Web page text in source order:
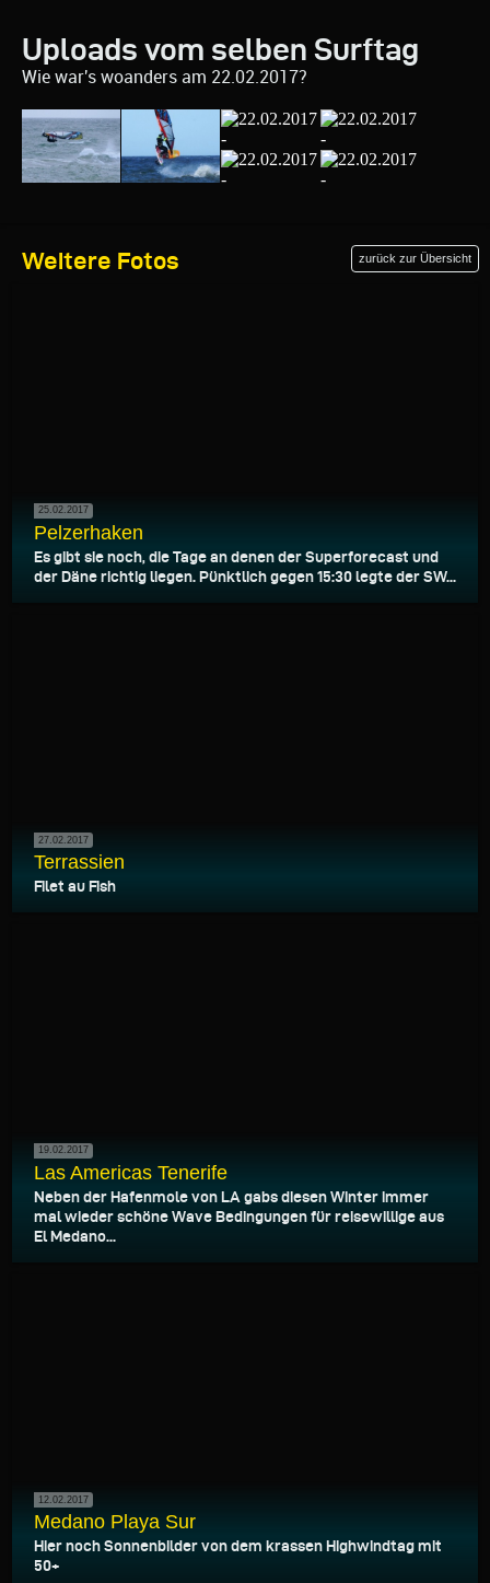
Uploads vom selben Surftag
Wie war's woanders am 22.02.2017?
Weitere Fotos zurück zur Übersicht
25.02.2017
Pelzerhaken
Es gibt sie noch, die Tage an denen der Superforecast und
der Däne richtig liegen. Pünktlich gegen 15:30 legte der SW...
27.02.2017
Terrassien
Filet au Fish
19.02.2017
Las Americas Tenerife
Neben der Hafenmole von LA gabs diesen Winter immer
mal wieder schöne Wave Bedingungen für reisewillige aus
El Medano...
12.02.2017
Medano Playa Sur
Hier noch Sonnenbilder von dem krassen Highwindtag mit
50+